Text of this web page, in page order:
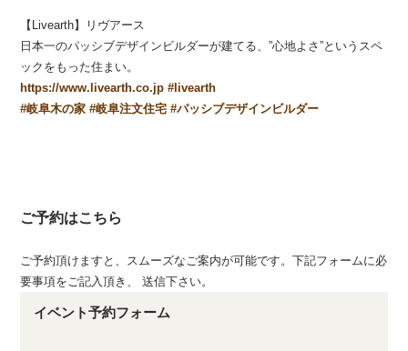
【Livearth】リヴアース
日本一のパッシブデザインビルダーが建てる、”心地よさ”というスペ
ックをもった住まい。
https://www.livearth.co.jp # livearth
#岐阜木の家 #岐阜注文住宅 #パッシブデザインビルダー
ご予約はこちら
ご予約頂けますと、スムーズなご案内が可能です。下記フォームに必
要事項をご記入頂き、 送信下さい。
イベント予約フォーム